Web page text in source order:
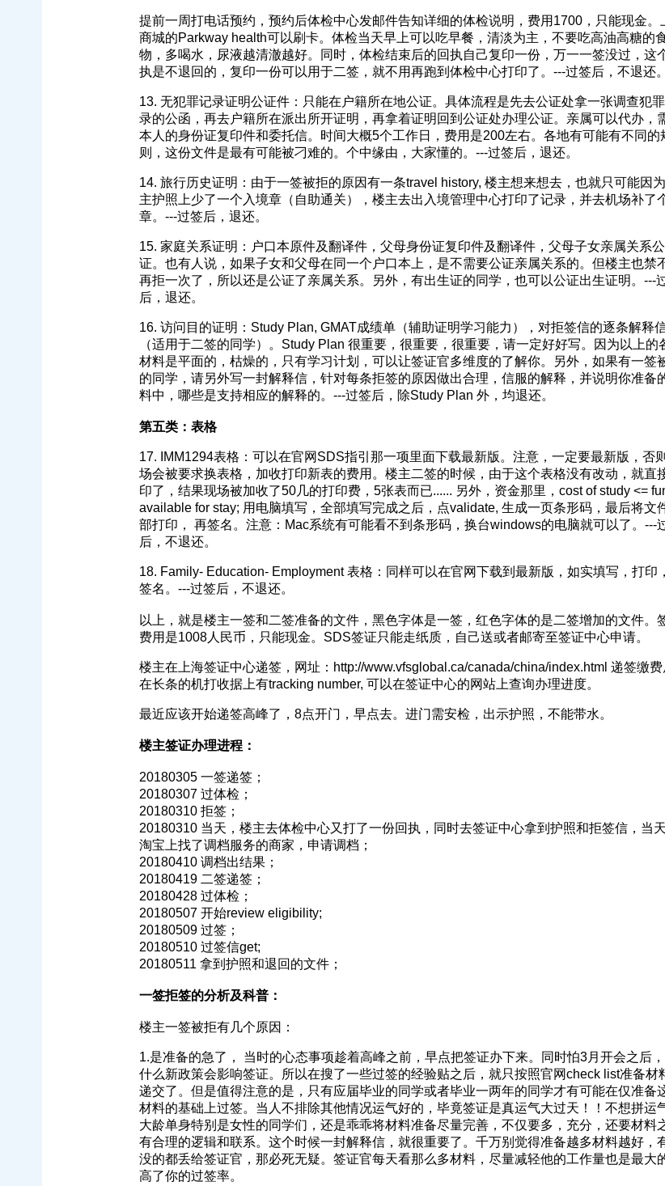
提前一周打电话预约，预约后体检中心发邮件告知详细的体检说明，费用1700，只能现金。
商城的Parkway health可以刷卡。体检当天早上可以吃早餐，清淡为主，不要吃高油高糖的
物，多喝水，尿液越清澈越好。同时，体检结束后的回执自己复印一份，万一一签没过，这
执是不退回的，复印一份可以用于二签，就不用再跑到体检中心打印了。---过签后，不退还。
13. 无犯罪记录证明公证件：只能在户籍所在地公证。具体流程是先去公证处拿一张调查犯
录的公函，再去户籍所在派出所开证明，再拿着证明回到公证处办理公证。亲属可以代办，
本人的身份证复印件和委托信。时间大概5个工作日，费用是200左右。各地有可能有不同的
则，这份文件是最有可能被刁难的。个中缘由，大家懂的。---过签后，退还。
14. 旅行历史证明：由于一签被拒的原因有一条travel history, 楼主想来想去，也就只可能因
主护照上少了一个入境章（自助通关），楼主去出入境管理中心打印了记录，并去机场补了
章。---过签后，退还。
15. 家庭关系证明：户口本原件及翻译件，父母身份证复印件及翻译件，父母子女亲属关系公
证。也有人说，如果子女和父母在同一个户口本上，是不需要公证亲属关系的。但楼主也禁
再拒一次了，所以还是公证了亲属关系。另外，有出生证的同学，也可以公证出生证明。---
后，退还。
16. 访问目的证明：Study Plan, GMAT成绩单（辅助证明学习能力），对拒签信的逐条解释
（适用于二签的同学）。Study Plan 很重要，很重要，很重要，请一定好好写。因为以上的
材料是平面的，枯燥的，只有学习计划，可以让签证官多维度的了解你。另外，如果有一签
的同学，请另外写一封解释信，针对每条拒签的原因做出合理，信服的解释，并说明你准备
料中，哪些是支持相应的解释的。---过签后，除Study Plan 外，均退还。
第五类：表格
17. IMM1294表格：可以在官网SDS指引那一项里面下载最新版。注意，一定要最新版，否
场会被要求换表格，加收打印新表的费用。楼主二签的时候，由于这个表格没有改动，就直
印了，结果现场被加收了50几的打印费，5张表而已...... 另外，资金那里，cost of study <=
available for stay; 用电脑填写，全部填写完成之后，点validate, 生成一页条形码，最后将文
部打印， 再签名。注意：Mac系统有可能看不到条形码，换台windows的电脑就可以了。---
后，不退还。
18. Family- Education- Employment 表格：同样可以在官网下载到最新版，如实填写，打印
签名。---过签后，不退还。
以上，就是楼主一签和二签准备的文件，黑色字体是一签，红色字体的是二签增加的文件。
费用是1008人民币，只能现金。SDS签证只能走纸质，自己送或者邮寄至签证中心申请。
楼主在上海签证中心递签，网址：http://www.vfsglobal.ca/canada/china/index.html 递签缴费
在长条的机打收据上有tracking number, 可以在签证中心的网站上查询办理进度。
最近应该开始递签高峰了，8点开门，早点去。进门需安检，出示护照，不能带水。
楼主签证办理进程：
20180305 一签递签；
20180307 过体检；
20180310 拒签；
20180310 当天，楼主去体检中心又打了一份回执，同时去签证中心拿到护照和拒签信，当
淘宝上找了调档服务的商家，申请调档；
20180410 调档出结果；
20180419 二签递签；
20180428 过体检；
20180507 开始review eligibility;
20180509 过签；
20180510 过签信get;
20180511 拿到护照和退回的文件；
一签拒签的分析及科普：
楼主一签被拒有几个原因：
1.是准备的急了， 当时的心态事项趁着高峰之前，早点把签证办下来。同时怕3月开会之后
什么新政策会影响签证。所以在搜了一些过签的经验贴之后，就只按照官网check list准备材
递交了。但是值得注意的是，只有应届毕业的同学或者毕业一两年的同学才有可能在仅准备
材料的基础上过签。当人不排除其他情况运气好的，毕竟签证是真运气大过天！！不想拼运
大龄单身特别是女性的同学们，还是乖乖将材料准备尽量完善，不仅要多，充分，还要材料
有合理的逻辑和联系。这个时候一封解释信，就很重要了。千万别觉得准备越多材料越好，
没的都丢给签证官，那必死无疑。签证官每天看那么多材料，尽量减轻他的工作量也是最大
高了你的过签率。